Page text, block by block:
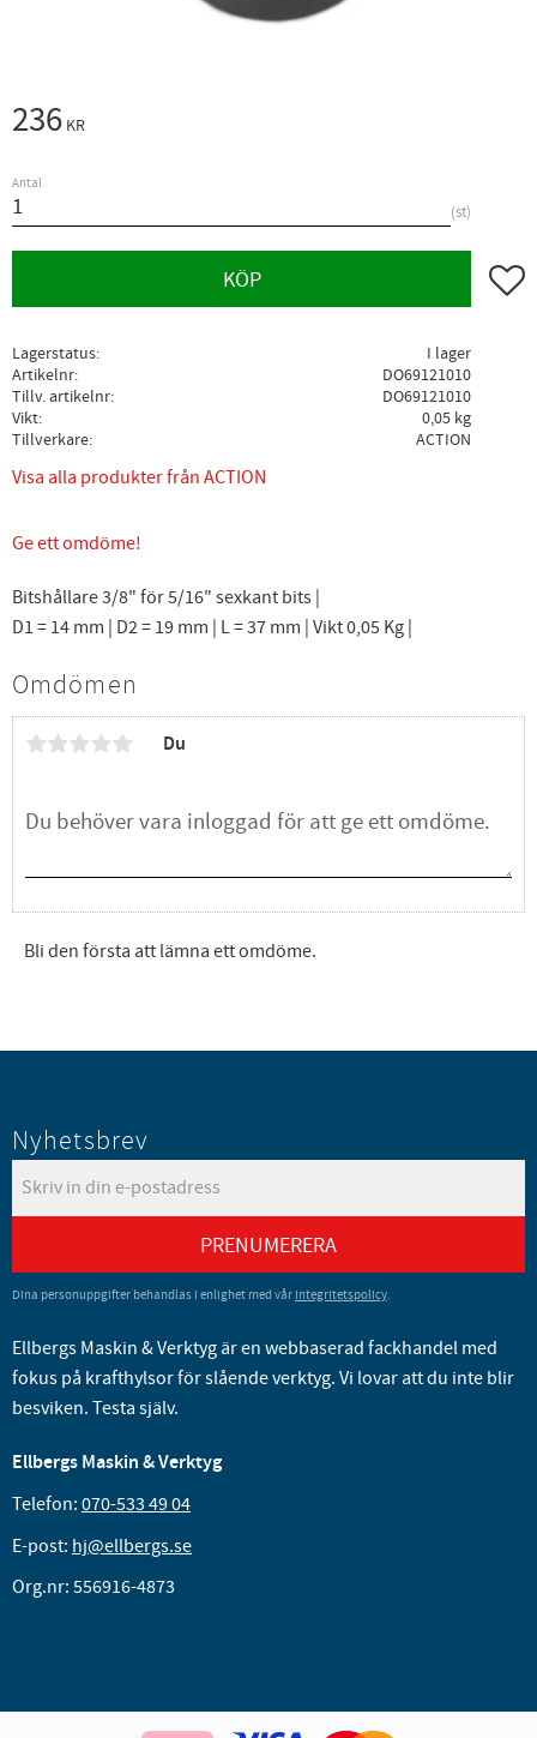
236 KR
Antal
st
KÖP Lägg
Lagerstatus
I lager
Artikelnr
DO69121010
Tillv. artikelnr
DO69121010
Vikt
0,05 kg
Tillverkare
ACTION
Visa alla produkter från ACTION
Ge ett omdöme!
Bitshållare 3/8" för 5/16" sexkant bits |
D1 = 14 mm | D2 = 19 mm | L = 37 mm | Vikt 0,05 Kg |
Omdömen
Du
Bli den första att lämna ett omdöme.
Nyhetsbrev
PRENUMERERA
Dina personuppgifter behandlas i enlighet med vår integritetspolicy.
Ellbergs Maskin & Verktyg är en webbaserad fackhandel med
fokus på krafthylsor för slående verktyg. Vi lovar att du inte blir
besviken. Testa själv.
Ellbergs Maskin & Verktyg
Telefon: 070-533 49 04
E-post: hj@ellbergs.se
Org.nr: 556916-4873